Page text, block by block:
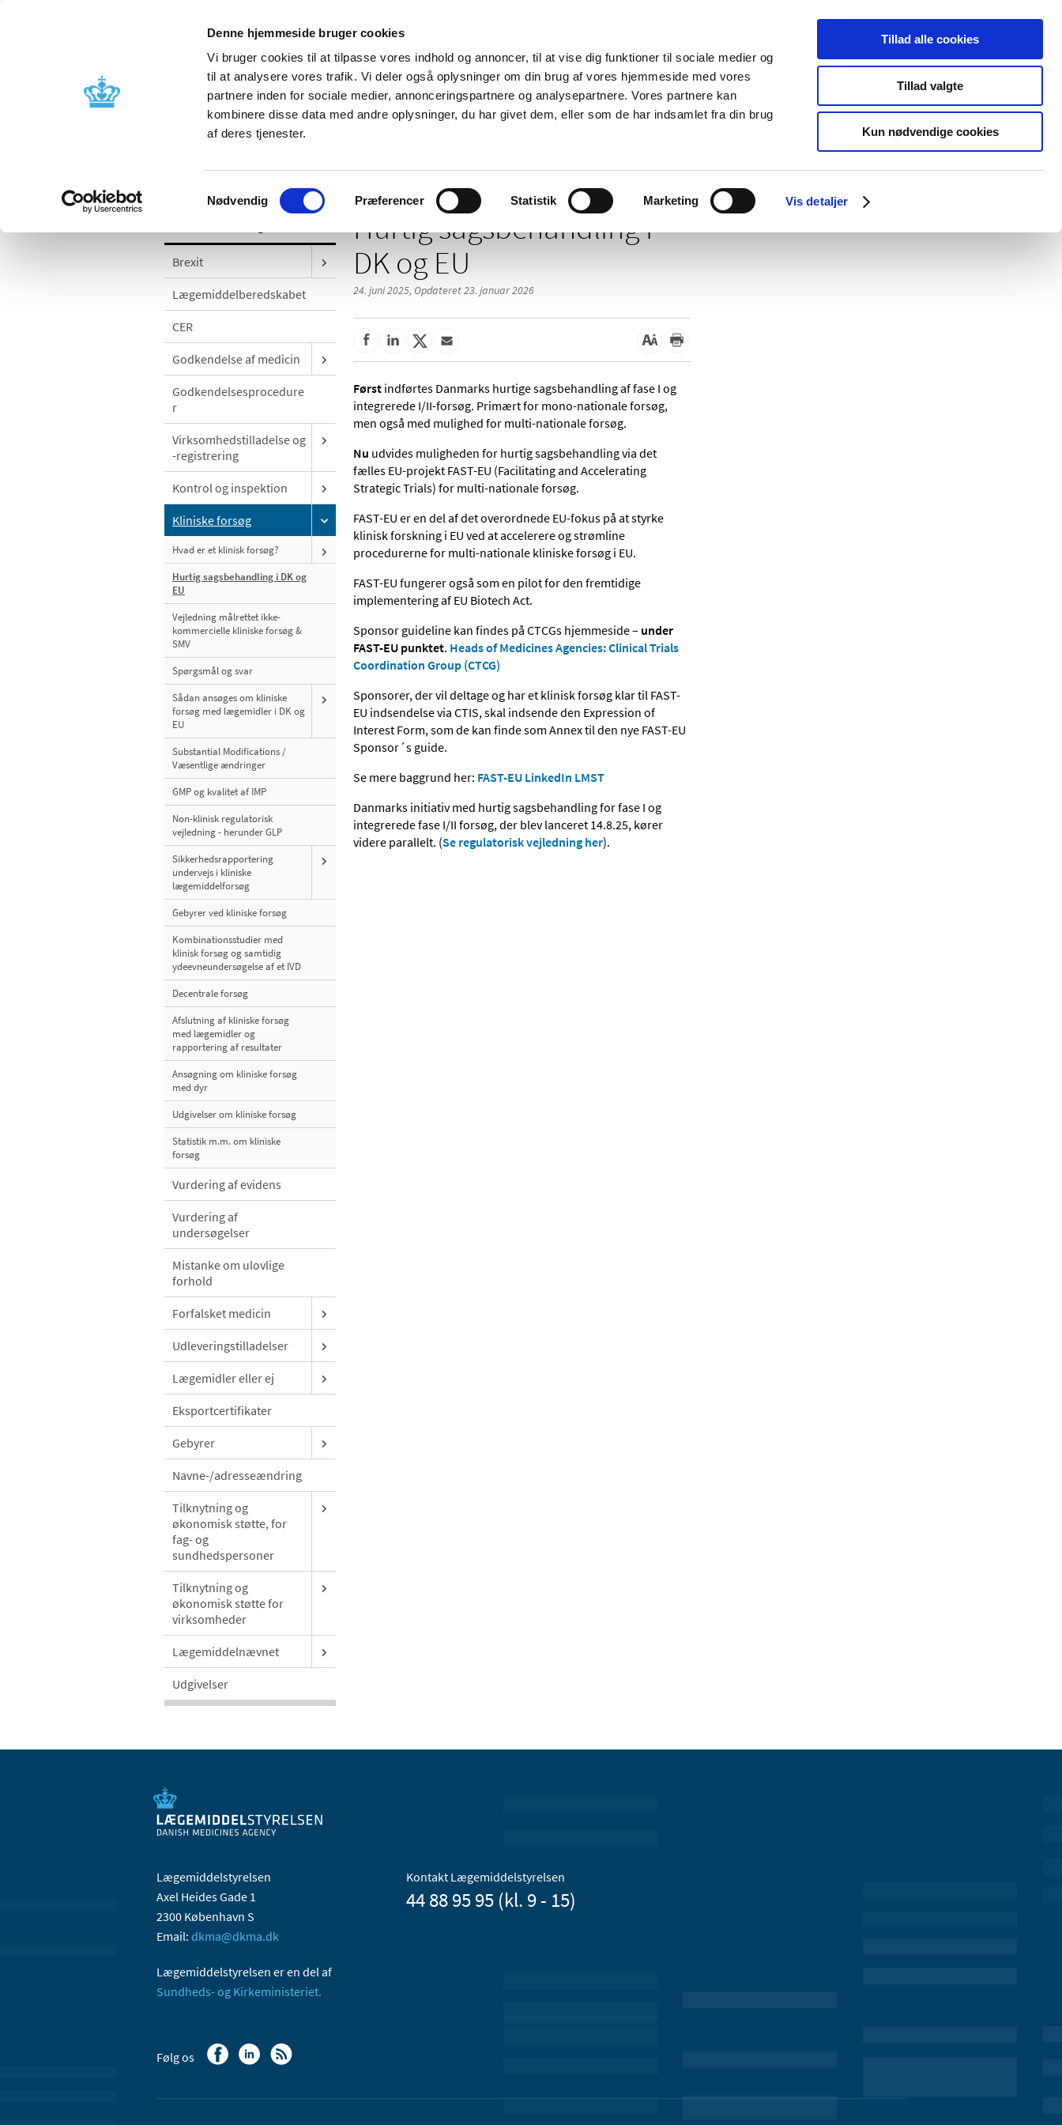
Denne hjemmeside bruger cookies
Vi bruger cookies til at tilpasse vores indhold og annoncer, til at vise dig funktioner til sociale medier og
til at analysere vores trafik. Vi deler også oplysninger om din brug af vores hjemmeside med vores
partnere inden for sociale medier, annonceringspartnere og analysepartnere. Vores partnere kan
kombinere disse data med andre oplysninger, du har givet dem, eller som de har indsamlet fra din brug
af deres tjenester.
Samtykkevalg
Nødvendig Præferencer Statistik Marketing Vis detaljer
Tillad alle cookies
Tillad valgte
Kun nødvendige cookies
Nyheder Om os Kontakt Udgivelser
Godkendelse og
Bivirkninger og
produktinformation
Tilskud og
Apoteker og salg af
Medicinsk
Særlige
produktområder
Brexit
Lægemiddelberedskabet
CER
Godkendelse af medicin
Godkendelsesprocedure
r
Virksomhedstilladelse og
-registrering
Kontrol og inspektion
Kliniske forsøg
Hvad er et klinisk forsøg?
Hurtig sagsbehandling i DK og
EU
Vejledning målrettet ikke-
kommercielle kliniske forsøg &
SMV
Spørgsmål og svar
Sådan ansøges om kliniske
forsøg med lægemidler i DK og
EU
Substantial Modifications /
Væsentlige ændringer
GMP og kvalitet af IMP
Non-klinisk regulatorisk
vejledning - herunder GLP
Sikkerhedsrapportering
undervejs i kliniske
lægemiddelforsøg
Gebyrer ved kliniske forsøg
Kombinationsstudier med
klinisk forsøg og samtidig
ydeevneundersøgelse af et IVD
Decentrale forsøg
Afslutning af kliniske forsøg
med lægemidler og
rapportering af resultater
Ansøgning om kliniske forsøg
med dyr
Udgivelser om kliniske forsøg
Statistik m.m. om kliniske
forsøg
Vurdering af evidens
Vurdering af
undersøgelser
Mistanke om ulovlige
forhold
Forfalsket medicin
Udleveringstilladelser
Lægemidler eller ej
Eksportcertifikater
Gebyrer
Navne-/adresseændring
Tilknytning og
økonomisk støtte, for
fag- og
sundhedspersoner
Tilknytning og
økonomisk støtte for
virksomheder
Lægemiddelnævnet
Udgivelser
Hurtig sagsbehandling i
DK og EU
24. juni 2025, Opdateret 23. januar 2026
Først indførtes Danmarks hurtige sagsbehandling af fase I og
integrerede I/II-forsøg. Primært for mono-nationale forsøg,
men også med mulighed for multi-nationale forsøg.
Nu udvides muligheden for hurtig sagsbehandling via det
fælles EU-projekt FAST-EU (Facilitating and Accelerating
Strategic Trials) for multi-nationale forsøg.
FAST-EU er en del af det overordnede EU-fokus på at styrke
klinisk forskning i EU ved at accelerere og strømline
procedurerne for multi-nationale kliniske forsøg i EU.
FAST-EU fungerer også som en pilot for den fremtidige
implementering af EU Biotech Act.
Sponsor guideline kan findes på CTCGs hjemmeside – under
FAST-EU punktet. Heads of Medicines Agencies: Clinical Trials
Coordination Group (CTCG)
Sponsorer, der vil deltage og har et klinisk forsøg klar til FAST-
EU indsendelse via CTIS, skal indsende den Expression of
Interest Form, som de kan finde som Annex til den nye FAST-EU
Sponsor´s guide.
Se mere baggrund her: FAST-EU LinkedIn LMST
Danmarks initiativ med hurtig sagsbehandling for fase I og
integrerede fase I/II forsøg, der blev lanceret 14.8.25, kører
videre parallelt. (Se regulatorisk vejledning her).
Lægemiddelstyrelsen
Axel Heides Gade 1
2300 København S
Email: dkma@dkma.dk
Lægemiddelstyrelsen er en del af
Sundheds- og Kirkeministeriet.
Kontakt Lægemiddelstyrelsen
44 88 95 95 (kl. 9 - 15)
Følg os